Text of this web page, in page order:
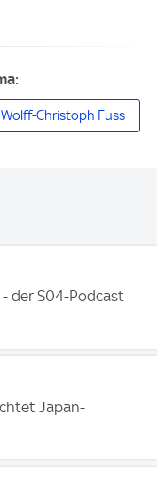
Wolff-Christoph Fuss
der S04-Podcast
Japan-